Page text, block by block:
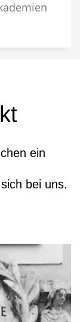
ein
bei uns.